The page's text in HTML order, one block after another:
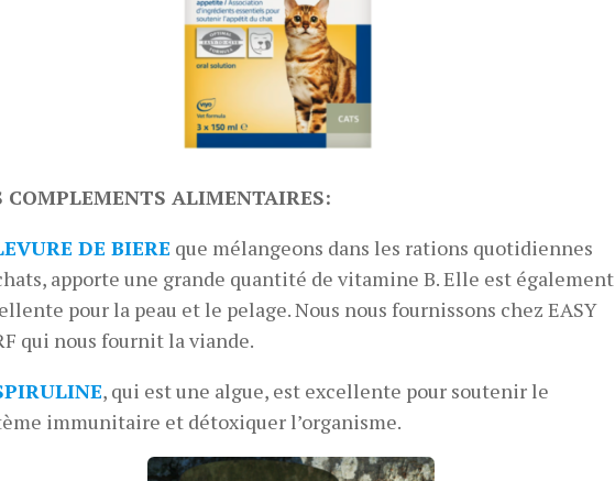
COMPLEMENTS ALIMENTAIRES:
DE BIERE que mélangeons dans les rations quotidiennes
apporte une grande quantité de vitamine B. Elle est également
pour la peau et le pelage. Nous nous fournissons chez EASY
qui nous fournit la viande.
, qui est une algue, est excellente pour soutenir le
immunitaire et détoxiquer l’organisme.